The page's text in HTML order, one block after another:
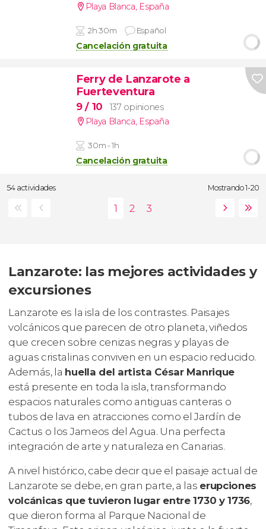
Playa Blanca, España
2h 30m Español
Cancelación gratuita
Ferry de Lanzarote a
Fuerteventura
9/ 10
137 opiniones
Playa Blanca, España
30m - 1h
Cancelación gratuita
54 actividades Mostrando 1-20
Lanzarote: las mejores actividades y
excursiones
Lanzarote es la isla de los contrastes. Paisajes
volcánicos que parecen de otro planeta, viñedos
que crecen sobre cenizas negras y playas de
aguas cristalinas conviven en un espacio reducido.
Además, la huella del artista César Manrique
está presente en toda la isla, transformando
espacios naturales como antiguas canteras o
tubos de lava en atracciones como el Jardín de
Cactus o los Jameos del Agua. Una perfecta
integración de arte y naturaleza en Canarias.
A nivel histórico, cabe decir que el paisaje actual de
Lanzarote se debe, en gran parte, a las erupciones
volcánicas que tuvieron lugar entre 1730 y 1736,
que dieron forma al Parque Nacional de